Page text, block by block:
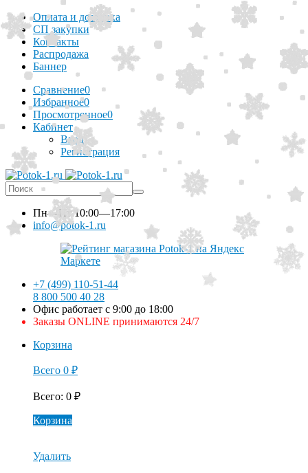
Оплата и доставка
СП закупки
Контакты
Распродажа
Баннер
Сравнение0
Избранное0
Просмотренное0
Кабинет
Вход
Регистрация
Пн—Пт10:00—17:00
info@potok-1.ru
+7 (499) 110-51-44
8 800 500 40 28
Офис работает с 9:00 до 18:00
Заказы ONLINE принимаются 24/7
Корзина
Всего 0 ₽
Всего: 0 ₽
Корзина
Удалить